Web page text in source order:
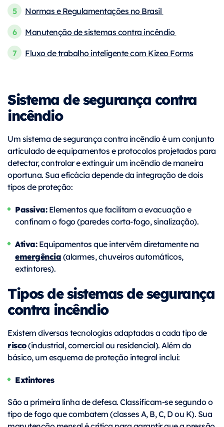
Normas e Regulamentações no Brasil
Manutenção de sistemas contra incêndio
Fluxo de trabalho inteligente com Kizeo Forms
Sistema de segurança contra
incêndio
Um sistema de segurança contra incêndio é um conjunto
articulado de equipamentos e protocolos projetados para
detectar, controlar e extinguir um incêndio de maneira
oportuna. Sua eficácia depende da integração de dois
tipos de proteção:
Passiva:Elementos que facilitam a evacuação e
confinam o fogo (paredes corta-fogo, sinalização).
Ativa:Equipamentos que intervêm diretamente na
emergência(alarmes, chuveiros automáticos,
extintores).
Tipos de sistemas de segurança
contra incêndio
Existem diversas tecnologias adaptadas a cada tipo de
risco(industrial, comercial ou residencial). Além do
básico, um esquema de proteção integral inclui:
Extintores
São a primeira linha de defesa. Classificam-se segundo o
tipo de fogo que combatem (classes A, B, C, D ou K). Sua